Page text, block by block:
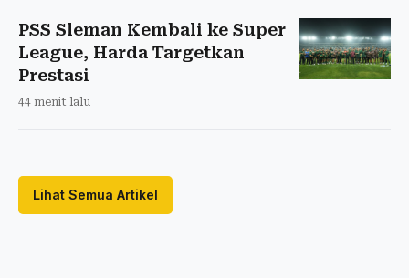
PSS Sleman Kembali ke Super
League, Harda Targetkan
Prestasi
44 menit lalu
Lihat Semua Artikel